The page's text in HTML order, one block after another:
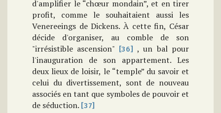
d'amplifier le “chœur mondain”, et en tirer
profit, comme le souhaitaient aussi les
Venereeings de Dickens. À cette fin, César
décide d'organiser, au comble de son
"irrésistible ascension"
[36]
, un bal pour
l'inauguration de son appartement. Les
deux lieux de loisir, le “temple” du savoir et
celui du divertissement, sont de nouveau
associés en tant que symboles de pouvoir et
de séduction. [37]